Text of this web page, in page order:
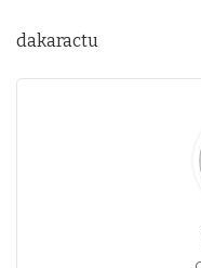
dakaractu